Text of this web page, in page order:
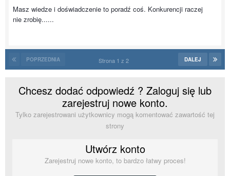
Masz wiedze i doświadczenie to poradź coś. Konkurencji raczej
nie zrobię......
POPRZEDNIA DALEJ
Strona 1 z 2
Chcesz dodać odpowiedź ? Zaloguj się lub
zarejestruj nowe konto.
Tylko zarejestrowani użytkownicy mogą komentować zawartość tej
strony
Utwórz konto
Zarejestruj nowe konto, to bardzo łatwy proces!